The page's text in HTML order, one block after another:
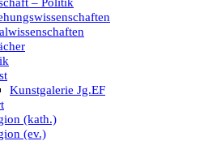
Kunstgalerie Jg.EF
(kath.)
(ev.)